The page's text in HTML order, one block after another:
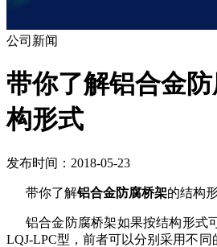
公司新闻
带你了解铝合金
构形式
发布时间：2018-05-23
带你了解铝合金防腐桥架的结构
铝合金防腐桥架如果按结构形式
LQJ-LPC型，前者可以分别采用不